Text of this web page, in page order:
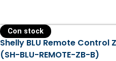
Con stock
Shelly BLU Remote Control
(SH-BLU-REMOTE-ZB-B)